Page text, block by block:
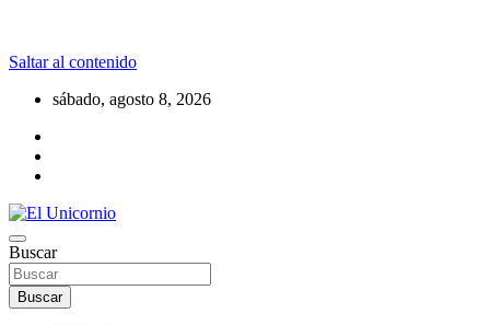
Saltar al contenido
sábado, agosto 8, 2026
El Unicornio
La realidad supera la fantasía
Buscar
Buscar